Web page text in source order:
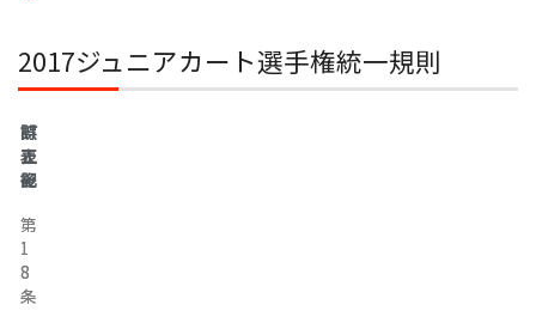
2017ジュニアカート選手権統一規則
誤
表
記
訂
正
後
第
1
8
条
第
1
8
条